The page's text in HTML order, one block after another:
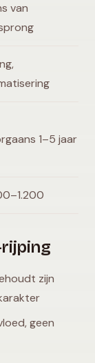
van
1–5 jaar
zijn
geen